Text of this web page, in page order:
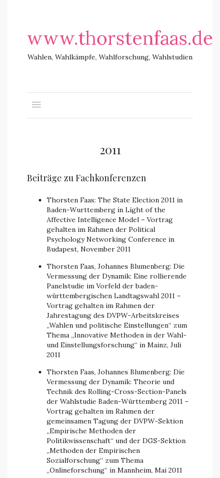
www.thorstenfaas.de
Wahlen, Wahlkämpfe, Wahlforschung, Wahlstudien
2011
Beiträge zu Fachkonferenzen
Thorsten Faas: The State Election 2011 in
Baden-Wurttemberg in Light of the
Affective Intelligence Model – Vortrag
gehalten im Rahmen der Political
Psychology Networking Conference in
Budapest, November 2011
Thorsten Faas, Johannes Blumenberg: Die
Vermessung der Dynamik: Eine rollierende
Panelstudie im Vorfeld der baden-
württembergischen Landtagswahl 2011 –
Vortrag gehalten im Rahmen der
Jahrestagung des DVPW-Arbeitskreises
„Wahlen und politische Einstellungen“ zum
Thema „Innovative Methoden in der Wahl-
und Einstellungsforschung“ in Mainz, Juli
2011
Thorsten Faas, Johannes Blumenberg: Die
Vermessung der Dynamik: Theorie und
Technik des Rolling-Cross-Section-Panels
der Wahlstudie Baden-Württemberg 2011 –
Vortrag gehalten im Rahmen der
gemeinsamen Tagung der DVPW-Sektion
„Empirische Methoden der
Politikwissenschaft“ und der DGS-Sektion
„Methoden der Empirischen
Sozialforschung“ zum Thema
„Onlineforschung“ in Mannheim, Mai 2011